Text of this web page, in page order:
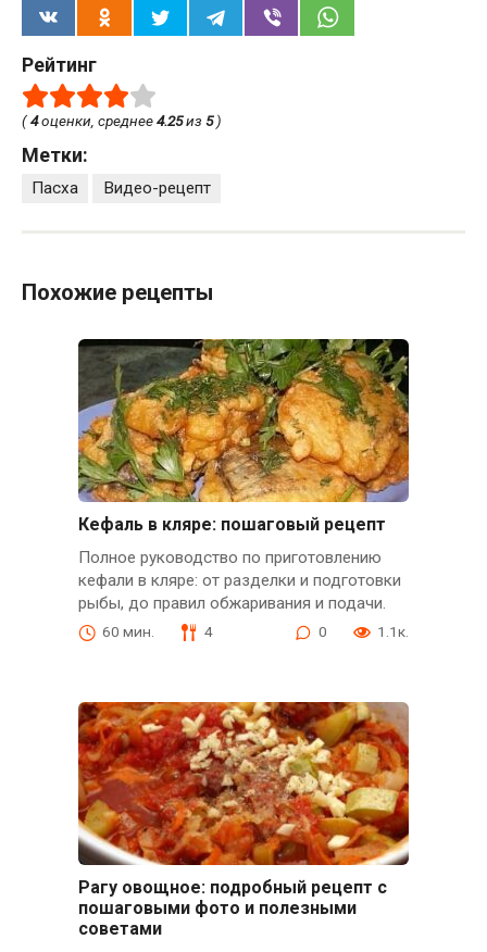
Рейтинг
(4оценки, среднее4.25из 5)
Метки:
Пасха Видео-рецепт
Похожие рецепты
Кефаль в кляре: пошаговый рецепт
Полное руководство по приготовлению
кефали в кляре: от разделки и подготовки
рыбы, до правил обжаривания и подачи.
60 мин. 4 0 1.1к.
Рагу овощное: подробный рецепт с
пошаговыми фото и полезными
советами